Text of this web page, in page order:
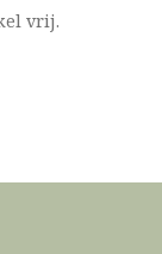
vrij.